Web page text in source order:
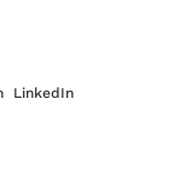
LinkedIn